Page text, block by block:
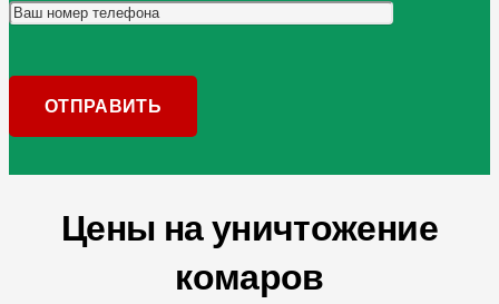
Цены на уничтожение
комаров